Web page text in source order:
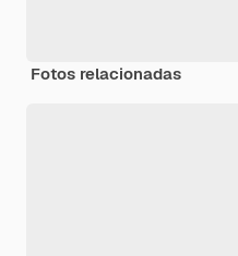
Fotos relacionadas